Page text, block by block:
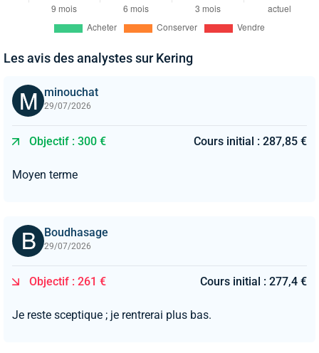
Les avis des analystes sur Kering
minouchat
29/07/2026
Objectif : 300 € Cours initial : 287,85 €
Moyen terme
Boudhasage
29/07/2026
Objectif : 261 € Cours initial : 277,4 €
Je reste sceptique ; je rentrerai plus bas.